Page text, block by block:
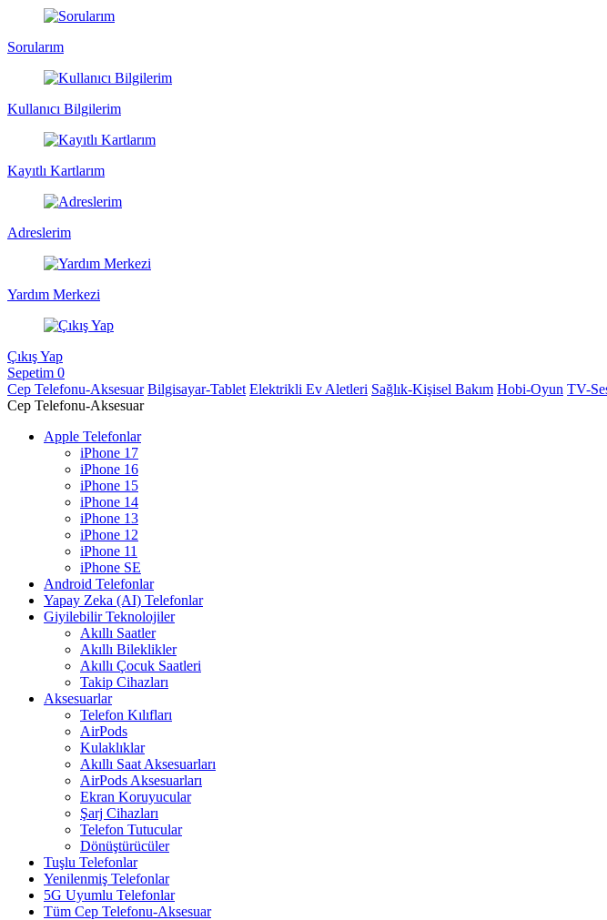
Sorularım
Kullanıcı Bilgilerim
Kayıtlı Kartlarım
Adreslerim
Yardım Merkezi
Çıkış Yap
Sepetim 0
Cep Telefonu-Aksesuar Bilgisayar-Tablet Elektrikli Ev Aletleri Sağlık-Kişisel Bakım Hobi-Oyun TV-
Cep Telefonu-Aksesuar
Apple Telefonlar
iPhone 17
iPhone 16
iPhone 15
iPhone 14
iPhone 13
iPhone 12
iPhone 11
iPhone SE
Android Telefonlar
Yapay Zeka (AI) Telefonlar
Giyilebilir Teknolojiler
Akıllı Saatler
Akıllı Bileklikler
Akıllı Çocuk Saatleri
Takip Cihazları
Aksesuarlar
Telefon Kılıfları
AirPods
Kulaklıklar
Akıllı Saat Aksesuarları
AirPods Aksesuarları
Ekran Koruyucular
Şarj Cihazları
Telefon Tutucular
Dönüştürücüler
Tuşlu Telefonlar
Yenilenmiş Telefonlar
5G Uyumlu Telefonlar
Tüm Cep Telefonu-Aksesuar